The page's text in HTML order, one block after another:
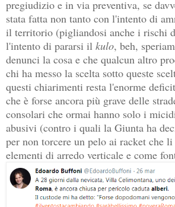
pregiudizio e in via preventiva, se
stata fatta non tanto con l'intento di
il territorio (pigliandosi anche i rischi
l'intento di pararsi il kulo, beh,
denunci la cosa e che qualcun altro
chi ha messo la scelta sotto queste
questi chiarimenti resta l'enorme
che è forse ancora più grave delle
consolari che ormai hanno solo i
abusivi (contro i quali la Giunta ha
per non torcere un pelo ai racket che
elementi di arredo verticale e come